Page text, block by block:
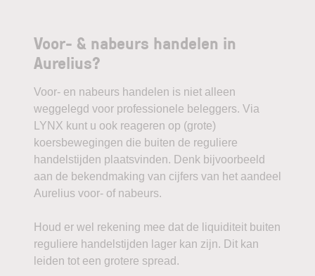
Voor- & nabeurs handelen in
Aurelius?
Voor- en nabeurs handelen is niet alleen
weggelegd voor professionele beleggers. Via
LYNX kunt u ook reageren op (grote)
koersbewegingen die buiten de reguliere
handelstijden plaatsvinden. Denk bijvoorbeeld
aan de bekendmaking van cijfers van het aandeel
Aurelius voor- of nabeurs.
Houd er wel rekening mee dat de liquiditeit buiten
reguliere handelstijden lager kan zijn. Dit kan
leiden tot een grotere spread.